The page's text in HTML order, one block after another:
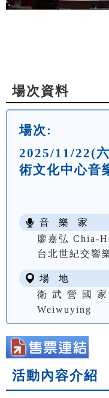
場次資料
場次:
2025/11/22(
術文化中心音
音 樂 家
廖嘉弘 Chia-
台北世紀交響
場 地
衛武營國
Weiwuying
活動內容介紹